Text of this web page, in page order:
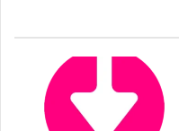
ونسخها بواسطة البرنامج.
فاي الخاصة بنا ونجعلها